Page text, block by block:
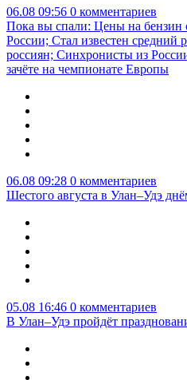
06.08 09:56 0 комментариев
Пока вы спали: Цены на бензин
России; Стал известен средний
россиян; Синхронисты из
зачёте на чемпионате Европы
06.08 09:28 0 комментариев
Шестого августа в Улан–Удэ
05.08 16:46 0 комментариев
В Улан–Удэ пройдёт